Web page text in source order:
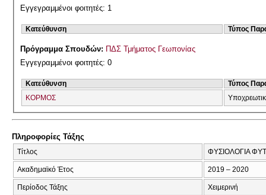
Εγγεγραμμένοι φοιτητές: 1
Κατεύθυνση Τύπος
Πρόγραμμα Σπουδών: ΠΔΣ Τμήματος Γεωπονίας
Εγγεγραμμένοι φοιτητές: 0
Κατεύθυνση
Τύπος
ΚΟΡΜΟΣ
Πληροφορίες Τάξης
Τίτλος ΦΥΣΙΟΛΟΓΙΑ
Ακαδημαϊκό Έτος 2019 – 2020
Περίοδος Τάξης Χειμερινή